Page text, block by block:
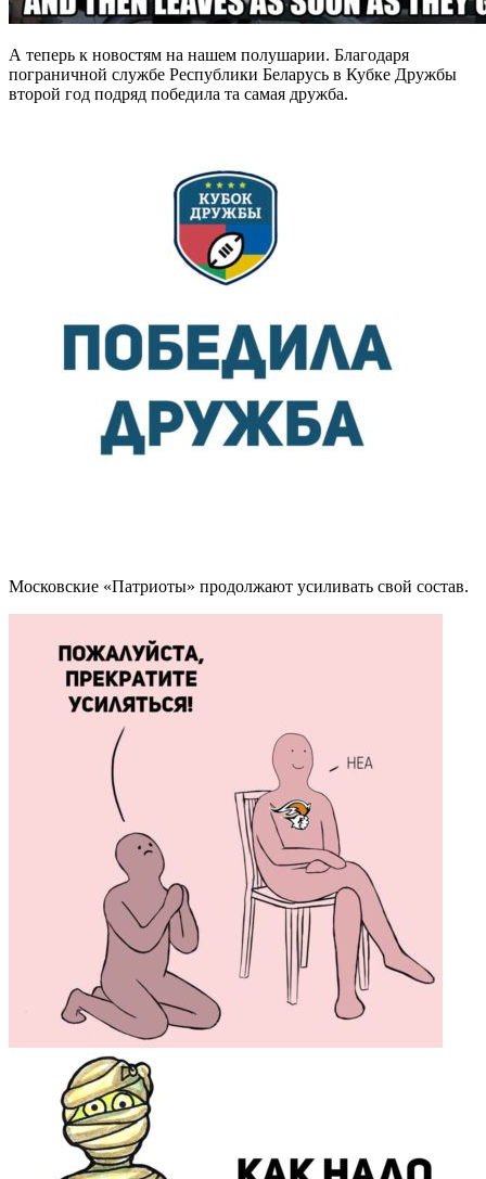
А теперь к новостям на нашем полушарии. Благодаря
пограничной службе Республики Беларусь в Кубке Дружбы
второй год подряд победила та самая дружба.
Московские «Патриоты» продолжают усиливать свой состав.